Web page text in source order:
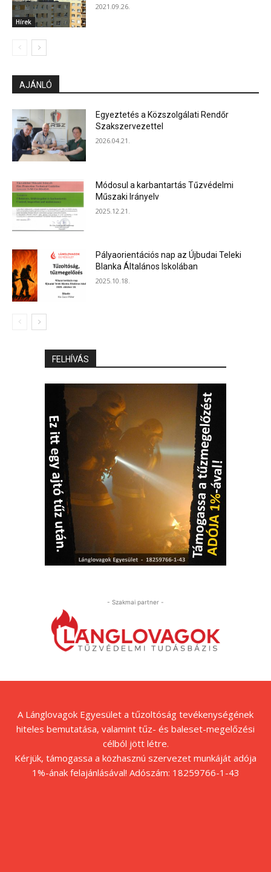
Hírek
2021.09.26.
AJÁNLÓ
Egyeztetés a Közszolgálati Rendőr
Szakszervezettel
2026.04.21.
Módosul a karbantartás Tűzvédelmi
Műszaki Irányelv
2025.12.21.
Pályaorientációs nap az Újbudai Teleki
Blanka Általános Iskolában
2025.10.18.
FELHÍVÁS
- Szakmai partner -
A Lánglovagok Egyesület a tűzoltóság tevékenységének
hiteles bemutatása, valamint tűz- és baleset-megelőzési
célból jött létre.
Kérjük, támogassa a közhasznú szervezet munkáját adója
1%-ának felajánlásával! Adószám: 18259766-1-43